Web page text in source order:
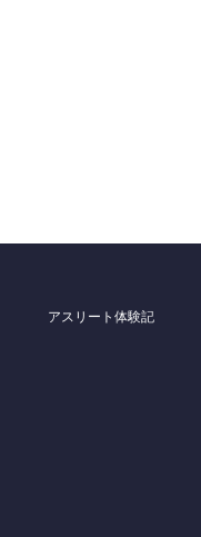
アスリート体験記